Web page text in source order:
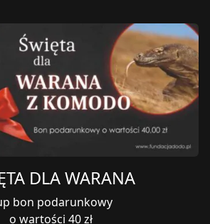
DLA WARANA
bon podarunkowy
o wartości 40 zł